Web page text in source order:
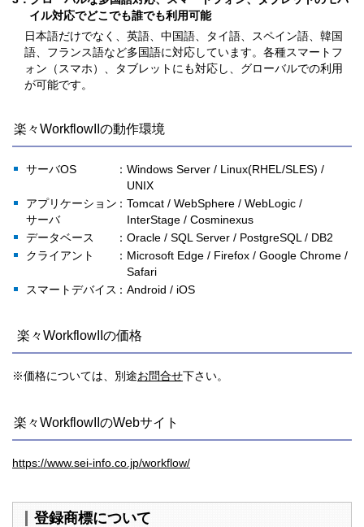
イル対応でどこでも誰でも利用可能
日本語だけでなく、英語、中国語、タイ語、スペイン語、韓国
語、フランス語など多国語に対応しています。各種スマートフ
ォン（スマホ）、タブレットにも対応し、グローバルでの利用
が可能です。
楽々WorkflowIIの動作環境
サーバOS
：Windows Server / Linux(RHEL/SLES) /
UNIX
アプリケーション
サーバ
：Tomcat / WebSphere / WebLogic /
InterStage / Cosminexus
データベース
：Oracle / SQL Server / PostgreSQL / DB2
クライアント
：Microsoft Edge / Firefox / Google Chrome /
Safari
スマートデバイス：Android / iOS
楽々WorkflowIIの価格
※価格については、別途お問合せ下さい。
楽々WorkflowIIのWebサイト
https://www.sei-info.co.jp/workflow/
登録商標について